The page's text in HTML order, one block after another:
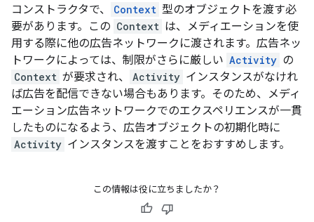
コンストラクタで、
Context 型のオブジェクトを渡す必
要があります。この Context は、メディエーションを使
用する際に他の広告ネットワークに渡されます。広告ネッ
トワークによっては、制限がさらに厳しい Activity の
Context が要求され、 Activity インスタンスがなけれ
ば広告を配信できない場合もあります。そのため、メディ
エーション広告ネットワークでのエクスペリエンスが一貫
したものになるよう、広告オブジェクトの初期化時に
Activity インスタンスを渡すことをおすすめします。
この情報は役に立ちましたか？